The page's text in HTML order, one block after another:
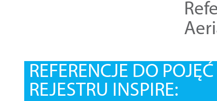
REFERENCJE DO
REJESTRU INSPIRE: